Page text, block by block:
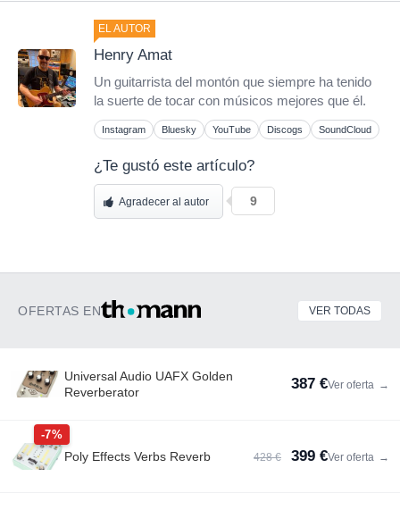
EL AUTOR
Henry Amat
Un guitarrista del montón que siempre ha tenido
la suerte de tocar con músicos mejores que él.
Instagram Bluesky YouTube Discogs SoundCloud
¿Te gustó este artículo?
Agradecer al autor 9
OFERTAS EN VER TODAS
Universal Audio UAFX Golden
Reverberator
387 €Ver oferta →
-7%
Poly Effects Verbs Reverb 428 € 399 €Ver oferta →